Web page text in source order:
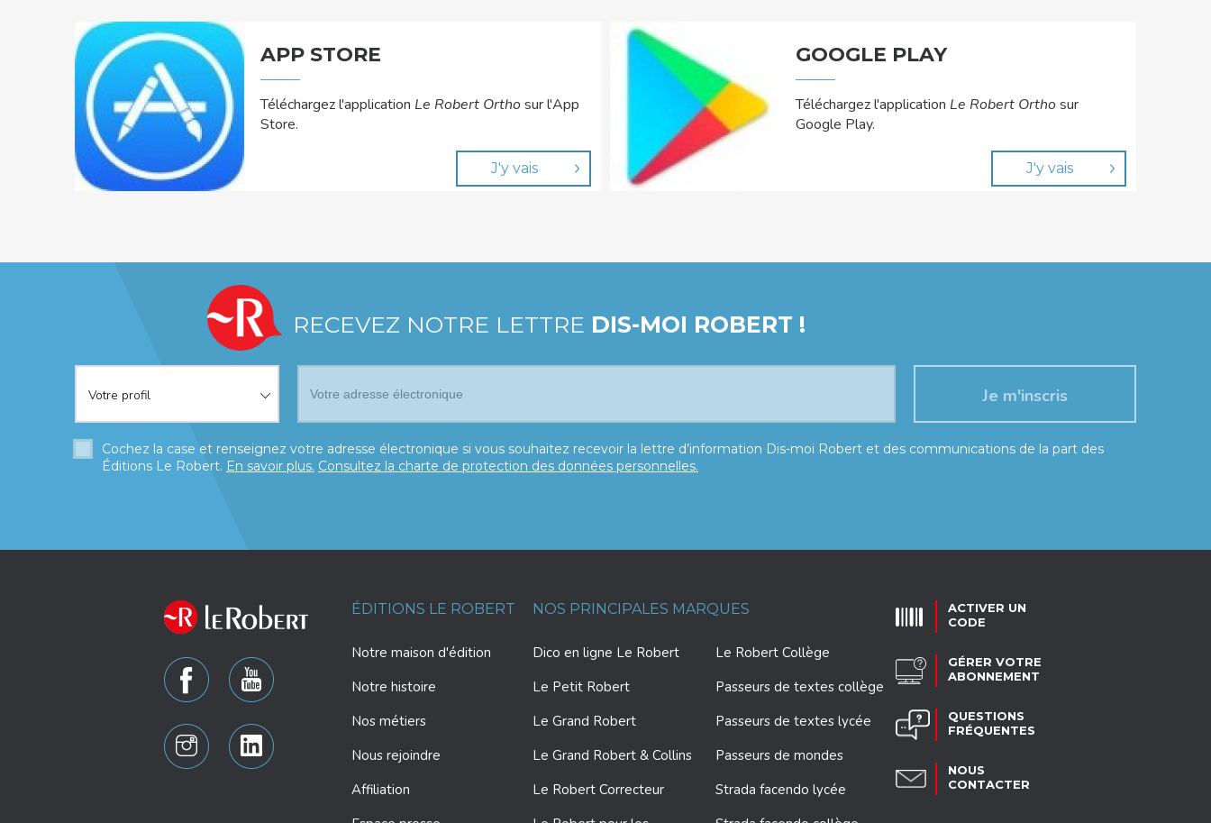
APP STORE
Téléchargez l'application Le Robert Orthosur l'App
Store.
J'y vais
GOOGLE PLAY
Téléchargez l'application Le Robert Orthosur
Google Play.
J'y vais
RECEVEZ NOTRE LETTRE DIS-MOI ROBERT !
Votre profil*
Votre profil
Cochez la case et renseignez votre adresse électronique si vous souhaitez recevoir la lettre d’information Dis-moi Robert et des communications de la part des
Éditions Le Robert. En savoir plus. Consultez la charte de protection des données personnelles.
ÉDITIONS LE ROBERT
Notre maison d'édition
Notre histoire
Nos métiers
Nous rejoindre
Affiliation
NOS PRINCIPALES MARQUES
Dico en ligne Le Robert
Le Petit Robert
Le Grand Robert
Le Grand Robert & Collins
Le Robert Correcteur
Le Robert Collège
Passeurs de textes collège
Passeurs de textes lycée
Passeurs de mondes
Strada facendo lycée
ACTIVER UN
CODE
GÉRER VOTRE
ABONNEMENT
QUESTIONS
FRÉQUENTES
NOUS
CONTACTER